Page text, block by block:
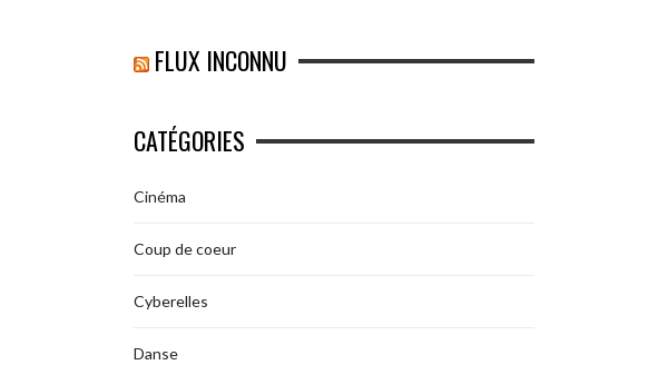
FLUX INCONNU
CATÉGORIES
Cinéma
Coup de coeur
Cyberelles
Danse